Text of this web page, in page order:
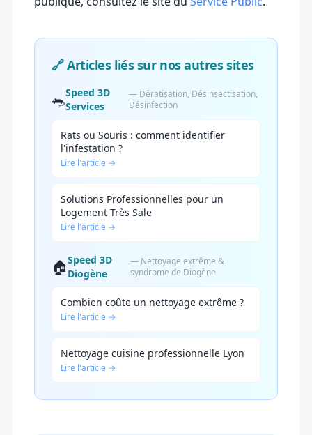
🔗 Articles liés sur nos autres sites
🐀Speed 3D
Services
— Dératisation, Désinsectisation,
Désinfection
Rats ou Souris : comment identifier
l'infestation ?
Lire l'article →
Solutions Professionnelles pour un
Logement Très Sale
Lire l'article →
🏠Speed 3D
Diogène
— Nettoyage extrême &
syndrome de Diogène
Combien coûte un nettoyage extrême ?
Lire l'article →
Nettoyage cuisine professionnelle Lyon
Lire l'article →